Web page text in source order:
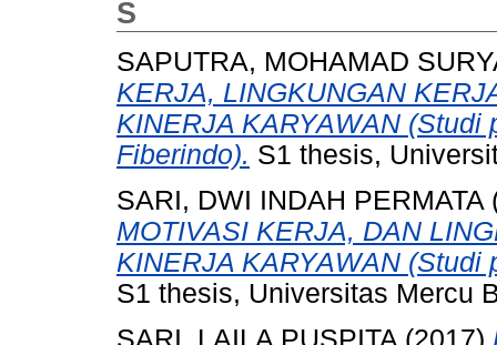
S
SAPUTRA, MOHAMAD
KERJA, LINGKUNGAN
KINERJA KARYAWAN
Fiberindo). S1 thesis,
SARI, DWI INDAH PERMATA
MOTIVASI KERJA, DAN
KINERJA KARYAWAN
S1 thesis, Universitas Mercu
SARI, LAILA PUSPITA (2017)